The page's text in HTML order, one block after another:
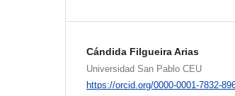
Cándida Filgueira Arias
Universidad San Pablo CEU
https://orcid.org/0000-0001-7832-